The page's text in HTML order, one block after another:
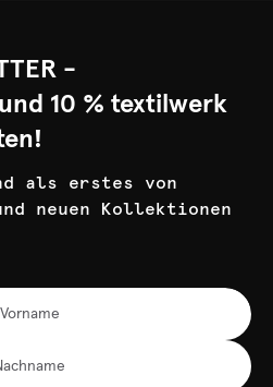
-
10 % textilwerk
als erstes von
neuen Kollektionen